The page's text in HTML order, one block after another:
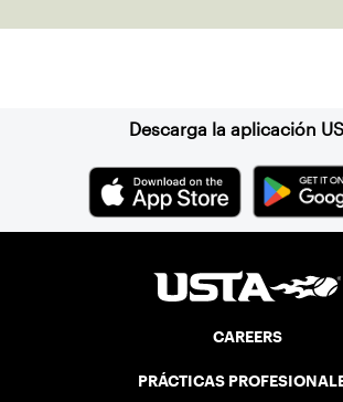
Descarga la aplicación
CAREERS
PRÁCTICAS